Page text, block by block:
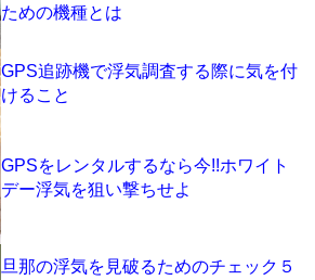
ための機種とは
GPS追跡機で浮気調査する際に気を付
けること
GPSをレンタルするなら今!!ホワイト
デー浮気を狙い撃ちせよ
旦那の浮気を見破るためのチェック５